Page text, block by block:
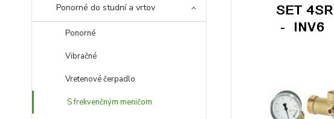
Ponorné do studní a vrtov
Ponorné
Vibračné
Vretenové čerpadlo
S frekvenčným meničom